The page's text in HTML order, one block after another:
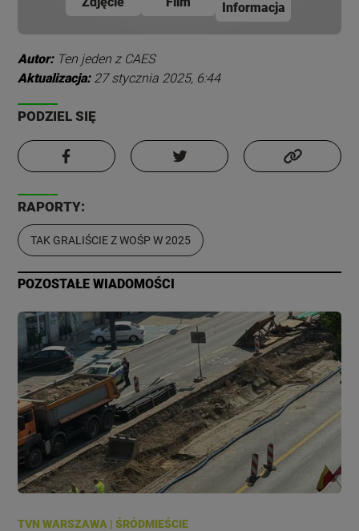
Informacja
Autor: Ten jeden z CAES
Aktualizacja: 27 stycznia 2025, 6:44
PODZIEL SIĘ
RAPORTY:
TAK GRALIŚCIE Z WOŚP W 2025
POZOSTAŁE WIADOMOŚCI
TVN WARSZAWA |ŚRÓDMIEŚCIE